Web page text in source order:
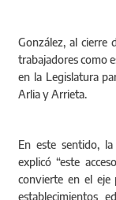
González, al cierre
trabajadores como
en la Legislatura
Arlia y Arrieta.
En este sentido,
explicó “este
convierte en el eje
establecimientos